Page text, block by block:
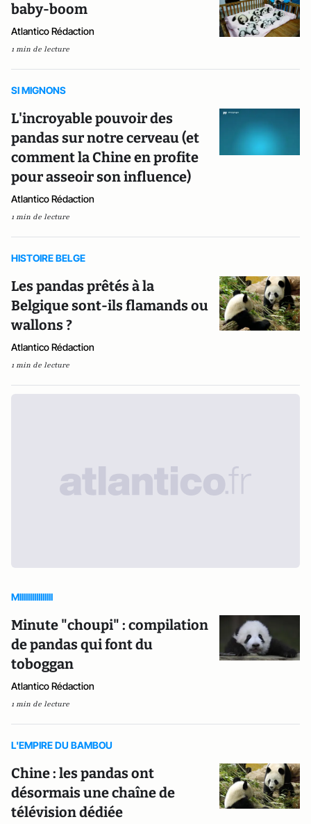
baby-boom
Atlantico Rédaction
1 min de lecture
SI MIGNONS
L'incroyable pouvoir des
pandas sur notre cerveau (et
comment la Chine en profite
pour asseoir son influence)
Atlantico Rédaction
1 min de lecture
HISTOIRE BELGE
Les pandas prêtés à la
Belgique sont-ils flamands ou
wallons ?
Atlantico Rédaction
1 min de lecture
MIIIIIIIIIIIIIIII
Minute "choupi" : compilation
de pandas qui font du
toboggan
Atlantico Rédaction
1 min de lecture
L'EMPIRE DU BAMBOU
Chine : les pandas ont
désormais une chaîne de
télévision dédiée